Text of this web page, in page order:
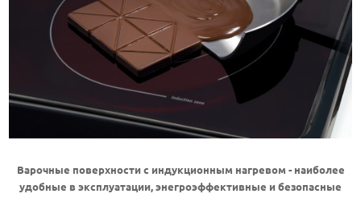
Варочные поверхности с индукционным нагревом - наиболее
удобные в эксплуатации, энегроэффективные и безопасные